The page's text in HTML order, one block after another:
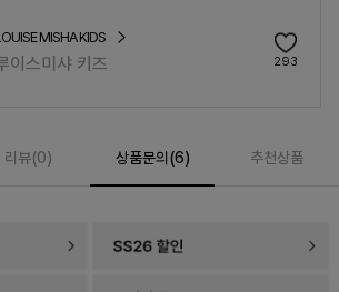
MISHA KIDS
이스미샤 키즈 293
리뷰(0) 상품문의(6) 추천상품